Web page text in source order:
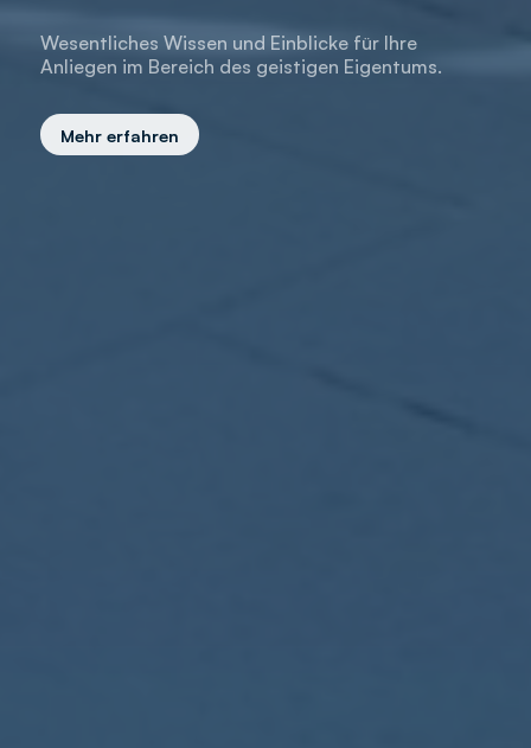
Wesentliches Wissen und Einblicke für Ihre
Anliegen im Bereich des geistigen Eigentums.
Mehr erfahren